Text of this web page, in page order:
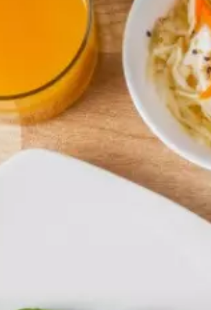
de
votre navigation et de vous
service possible, nous utilisons
améliorer le site aux besoins des
selon la fréquentation.
confidentialité